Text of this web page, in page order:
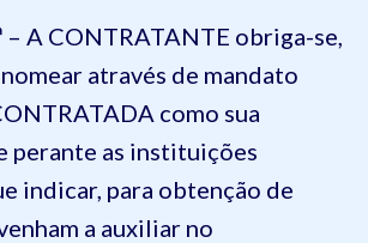
– A CONTRATANTE obriga-se,
através de mandato
como sua
perante as instituições
indicar, para obtenção de
a auxiliar no